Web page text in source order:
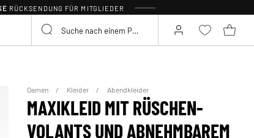
RÜCKSENDUNG FÜR MITGLIEDER
Damen Kleider Abendkleider
MAXIKLEID MIT RÜSCHEN-
VOLANTS UND ABNEHMBAREM